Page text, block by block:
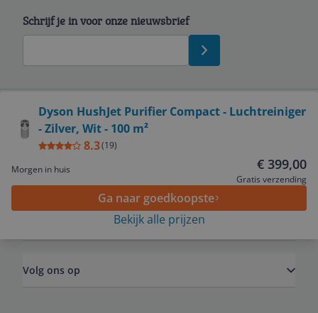
Dyson HushJet Purifier Compact - Luchtreiniger
- Zilver, Wit - 100 m²
8.3(19)
Morgen in huis
€ 399,00
Gratis verzending
Ga naar goedkoopste
Bekijk alle prijzen
Schrijf je in voor onze nieuwsbrief
Service
Algemeen
Volg ons op